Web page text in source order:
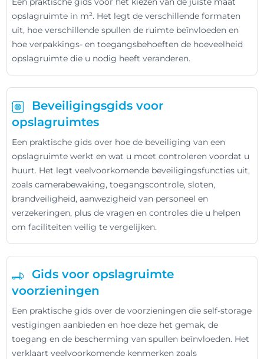
opslagruimte in m². Het legt de verschillende formaten
uit, hoe verschillende spullen de ruimte beïnvloeden en
hoe verpakkings- en toegangsbehoeften de hoeveelheid
opslagruimte die u nodig heeft veranderen.
Beveiligingsgids voor
opslagruimtes
Een praktische gids over hoe de beveiliging van een
opslagruimte werkt en wat u moet controleren voordat u
huurt. Het legt veelvoorkomende beveiligingsfuncties uit,
zoals camerabewaking, toegangscontrole, sloten,
brandveiligheid, aanwezigheid van personeel en
verzekeringen, plus de vragen en controles die u helpen
om faciliteiten veilig te vergelijken.
Gids voor opslagruimte
voorzieningen
Een praktische gids over de voorzieningen die self-storage
vestigingen aanbieden en hoe deze het gemak, de
toegang en de bescherming van spullen beïnvloeden. Het
verklaart veelvoorkomende kenmerken zoals